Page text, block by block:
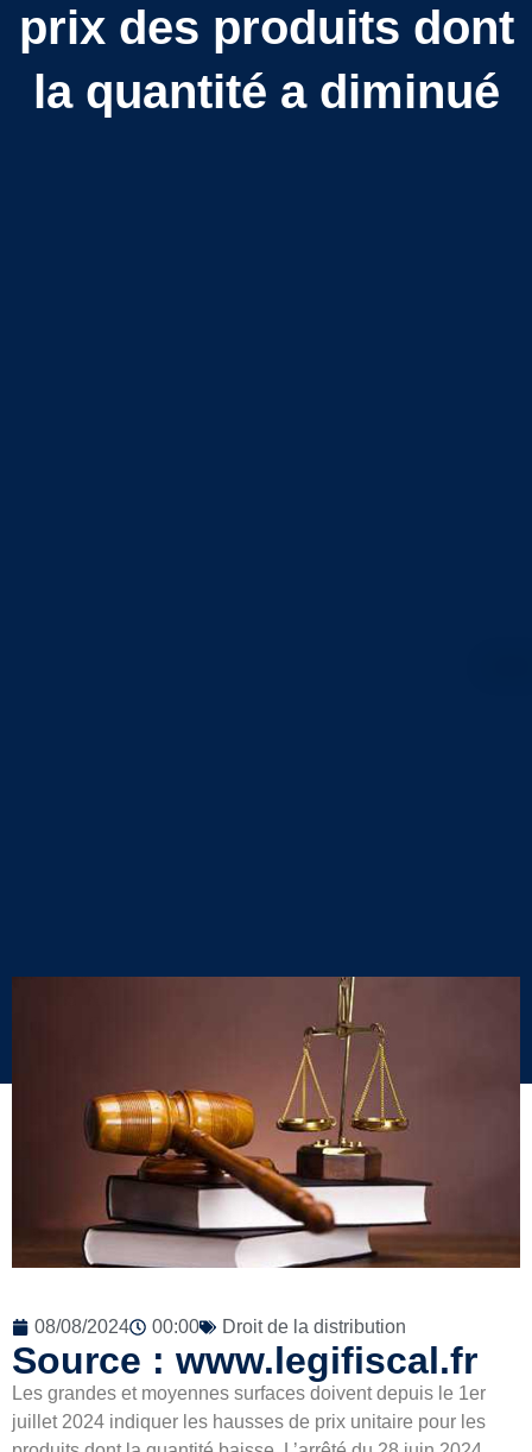
prix des produits dont
la quantité a diminué
08/08/2024 00:00 Droit de la distribution
Source : www.legifiscal.fr
Les grandes et moyennes surfaces doivent depuis le 1er
juillet 2024 indiquer les hausses de prix unitaire pour les